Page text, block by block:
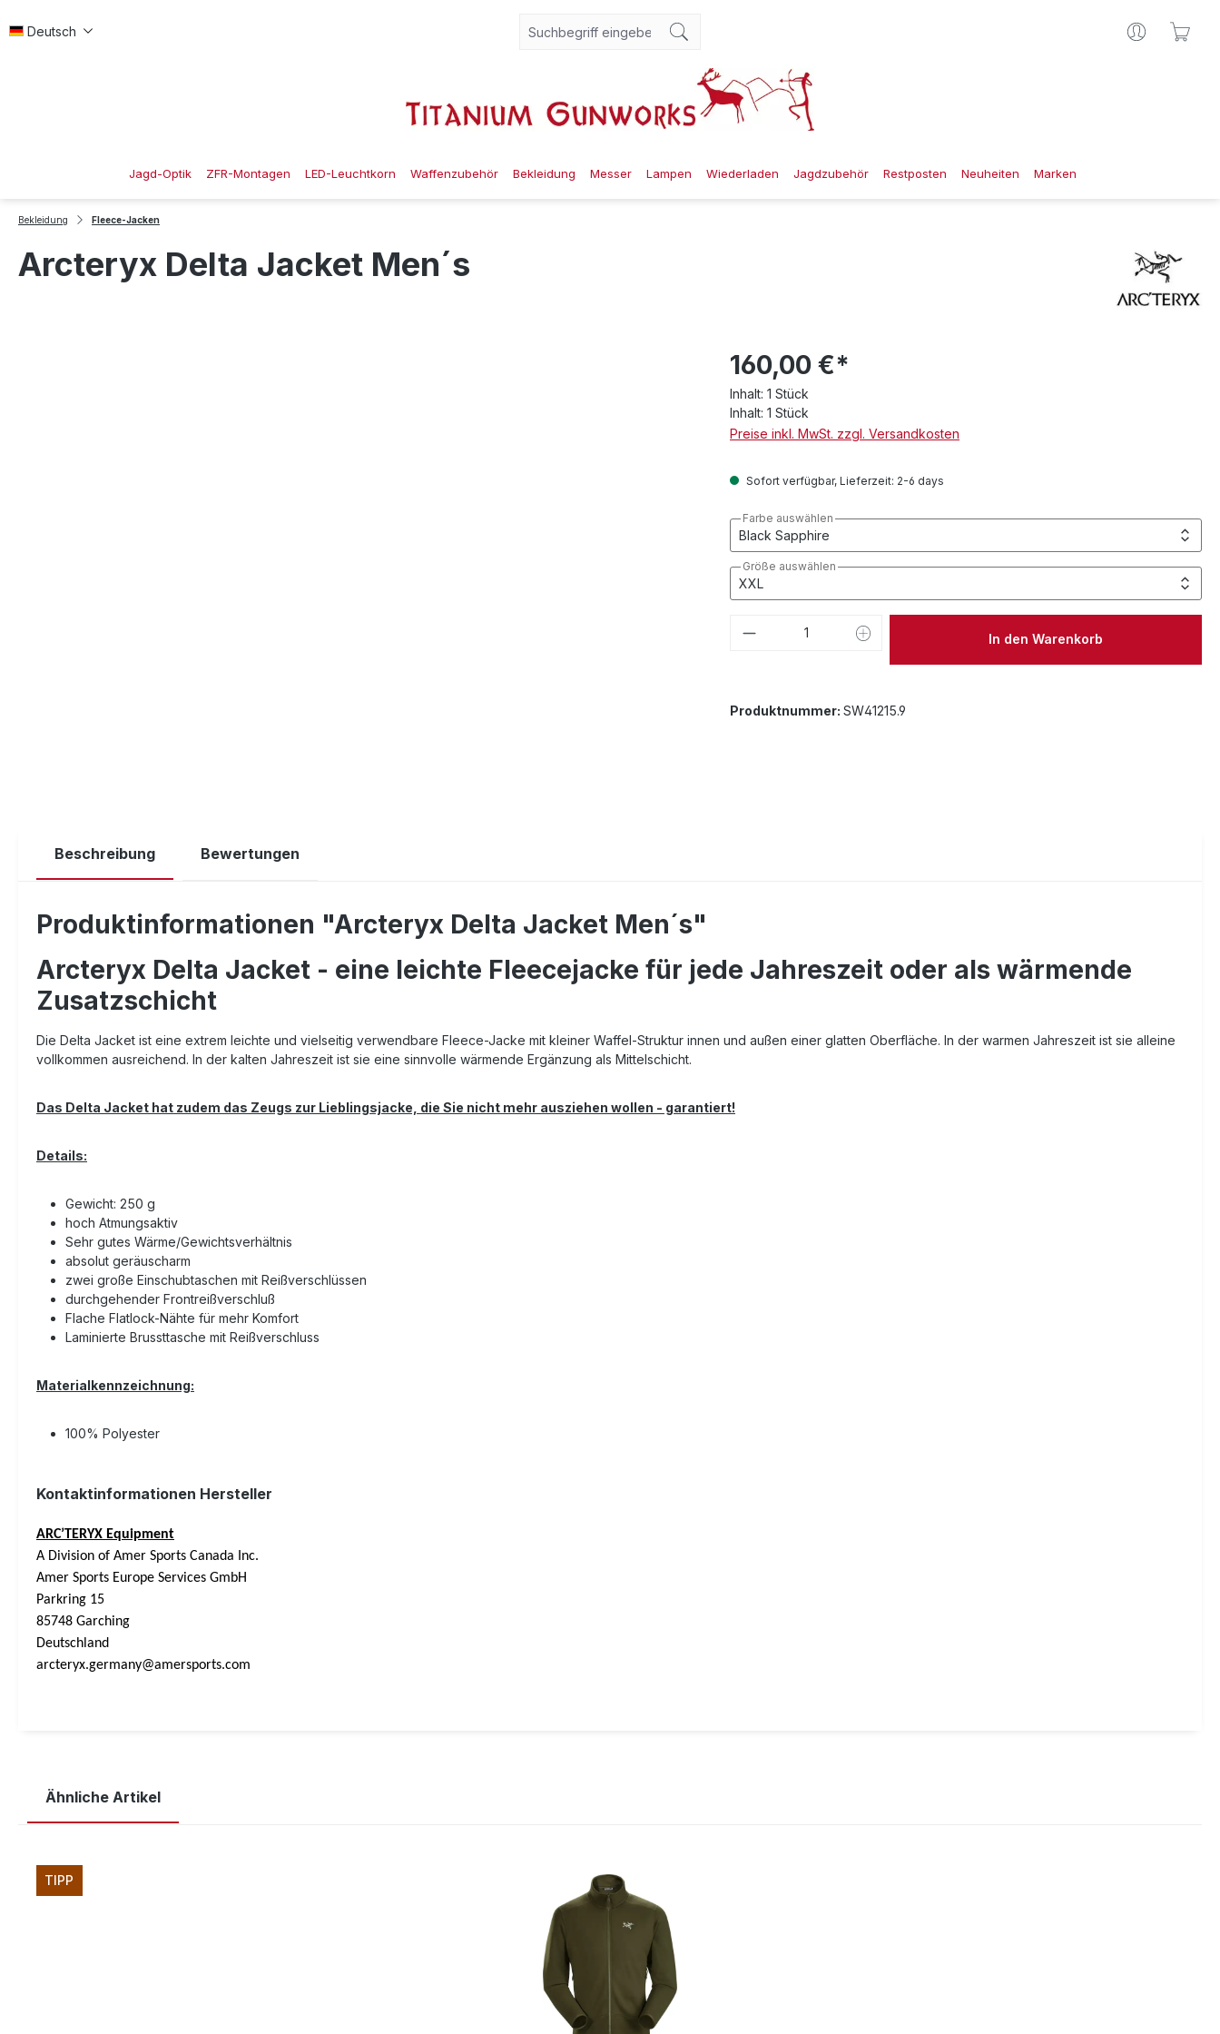
Deutsch
Jagd-Optik ZFR-Montagen LED-Leuchtkorn Waffenzubehör Bekleidung Messer Lampen Wiederladen Jagdzubehör Restposten Neuheiten Marken
Bekleidung Fleece-Jacken
Arcteryx Delta Jacket Men´s
160,00 €*
Inhalt: 1 Stück
Inhalt: 1 Stück
Preise inkl. MwSt. zzgl. Versandkosten
Sofort verfügbar, Lieferzeit: 2-6 days
Farbe auswählen
Größe auswählen
Produkt Anzahl: Gib den gewünschten Wert
In den Warenkorb
Produktnummer: SW41215.9
Beschreibung Bewertungen
Produktinformationen "Arcteryx Delta Jacket Men´s"
Arcteryx Delta Jacket - eine leichte Fleecejacke für jede Jahreszeit oder als wärmende
Zusatzschicht
Die Delta Jacket ist eine extrem leichte und vielseitig verwendbare Fleece-Jacke mit kleiner Waffel-Struktur innen und außen einer glatten Oberfläche. In der warmen Jahreszeit ist sie alleine
vollkommen ausreichend. In der kalten Jahreszeit ist sie eine sinnvolle wärmende Ergänzung als Mittelschicht.
Das Delta Jacket hat zudem das Zeugs zur Lieblingsjacke, die Sie nicht mehr ausziehen wollen - garantiert!
Details:
Gewicht: 250 g
hoch Atmungsaktiv
Sehr gutes Wärme/Gewichtsverhältnis
absolut geräuscharm
zwei große Einschubtaschen mit Reißverschlüssen
durchgehender Frontreißverschluß
Flache Flatlock-Nähte für mehr Komfort
Laminierte Brussttasche mit Reißverschluss
Materialkennzeichnung:
100% Polyester
Kontaktinformationen Hersteller
ARC’TERYX Equipment
A Division of Amer Sports Canada Inc.
Amer Sports Europe Services GmbH
Parkring 15
85748 Garching
Deutschland
arcteryx.germany@amersports.com
Ähnliche Artikel
TIPP